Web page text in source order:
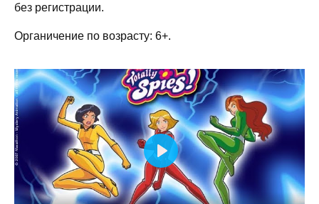
без регистрации.
Органичение по возрасту: 6+.
Play